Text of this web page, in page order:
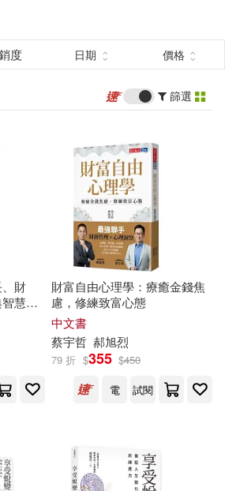
圖書(25)
蔡宇哲(3)
比(1)
度 日期 價格
篩選
財
慧，
財富自由心理學：療癒金錢焦
慮，修練致富心態
中文書
蔡宇哲 郝旭烈
79 折 $355 $450
電
試閱